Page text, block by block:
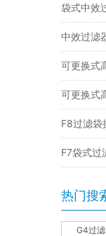
袋式中效
中效过滤
可更换式
可更换式
F8过滤袋
F7袋式过
热门搜
G4过